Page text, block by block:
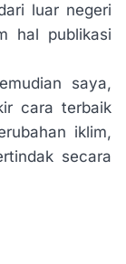
luar negeri
hal publikasi
saya,
cara terbaik
iklim,
secara